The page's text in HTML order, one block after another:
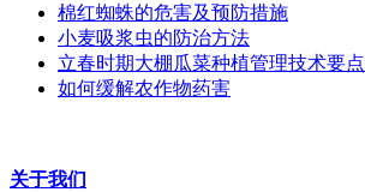
棉红蜘蛛的危害及预防措施
小麦吸浆虫的防治方法
立春时期大棚瓜菜种植管理技术要点
如何缓解农作物药害
关于我们